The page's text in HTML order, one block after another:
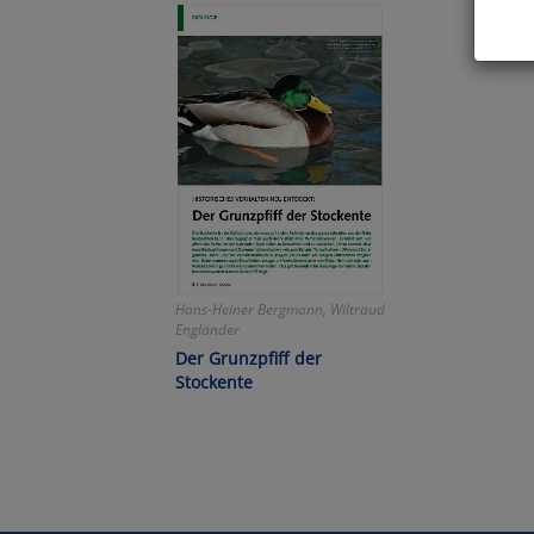
Hans-Heiner Bergmann, Wiltraud
Engländer
Der Grunzpfiff der
Stockente